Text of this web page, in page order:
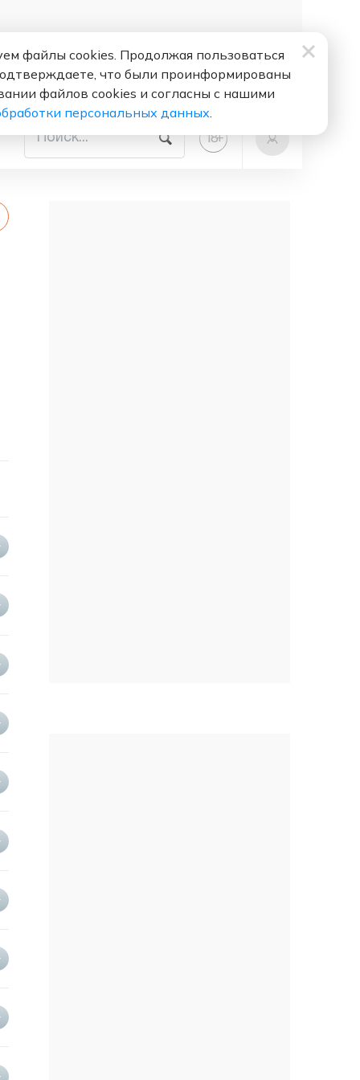
18+
файлы cookies. Продолжая пользоваться
что были проинформированы
файлов cookies и согласны с нашими
персональных данных.